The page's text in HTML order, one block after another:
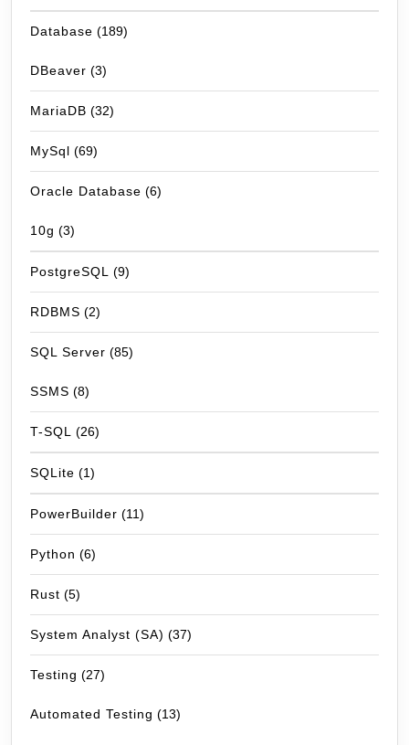
Database (189)
DBeaver (3)
MariaDB (32)
MySql (69)
Oracle Database (6)
10g (3)
PostgreSQL (9)
RDBMS (2)
SQL Server (85)
SSMS (8)
T-SQL (26)
SQLite (1)
PowerBuilder (11)
Python (6)
Rust (5)
System Analyst (SA) (37)
Testing (27)
Automated Testing (13)